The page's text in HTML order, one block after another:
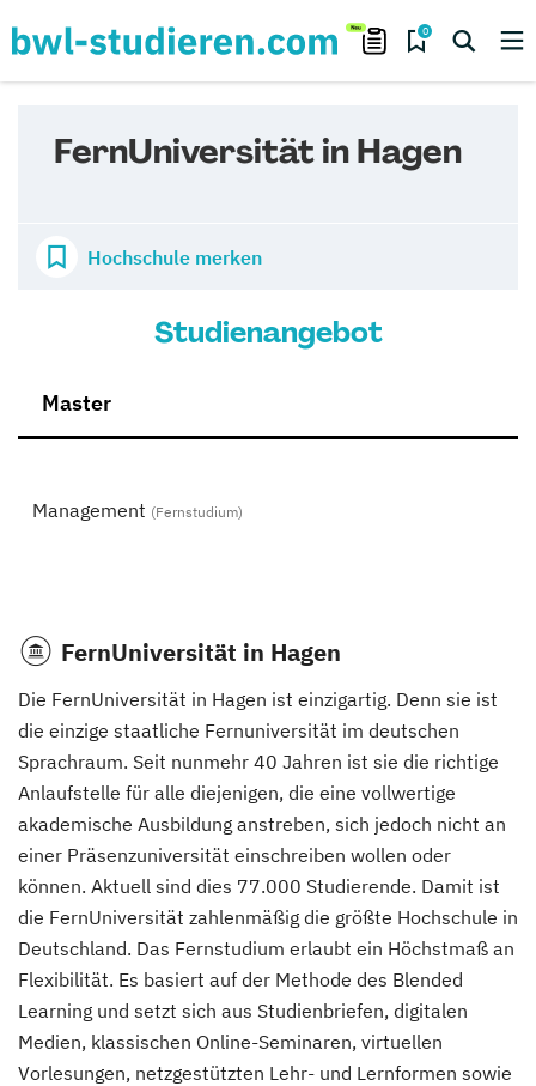
0
FernUniversität in Hagen
Hochschule merken
Studienangebot
Master
Management (Fernstudium)
FernUniversität in Hagen
Die FernUniversität in Hagen ist einzigartig. Denn sie ist
die einzige staatliche Fernuniversität im deutschen
Sprachraum. Seit nunmehr 40 Jahren ist sie die richtige
Anlaufstelle für alle diejenigen, die eine vollwertige
akademische Ausbildung anstreben, sich jedoch nicht an
einer Präsenzuniversität einschreiben wollen oder
können. Aktuell sind dies 77.000 Studierende. Damit ist
die FernUniversität zahlenmäßig die größte Hochschule in
Deutschland. Das Fernstudium erlaubt ein Höchstmaß an
Flexibilität. Es basiert auf der Methode des Blended
Learning und setzt sich aus Studienbriefen, digitalen
Medien, klassischen Online-Seminaren, virtuellen
Vorlesungen, netzgestützten Lehr- und Lernformen sowie